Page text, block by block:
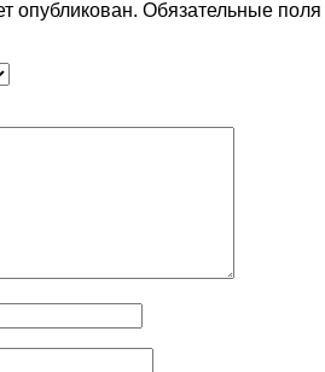
опубликован. Обязательные поля